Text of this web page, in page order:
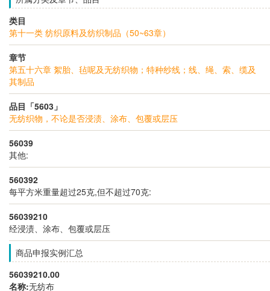
类目
第十一类 纺织原料及纺织制品（50~63章）
章节
第五十六章 絮胎、毡呢及无纺织物；特种纱线；线、绳、索、缆及
其制品
品目「5603」
无纺织物，不论是否浸渍、涂布、包覆或层压
56039
其他:
560392
每平方米重量超过25克,但不超过70克:
56039210
经浸渍、涂布、包覆或层压
商品申报实例汇总
56039210.00
名称:无纺布